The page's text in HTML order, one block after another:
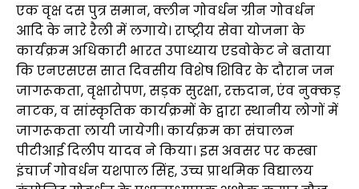
एक वृक्ष दस पुत्र समान, क्लीन गोवर्धन ग्रीन गोवर्धन
आदि के नारे रैली में लगाये। राष्ट्रीय सेवा योजना के
कार्यक्रम अधिकारी भारत उपाध्याय एडवोकेट ने बताया
कि एनएसएस सात दिवसीय विशेष शिविर के दौरान जन
जागरूकता, वृक्षारोपण, सड़क सुरक्षा, रक्तदान, एंव नुक्कड़
नाटक, व सांस्कृतिक कार्यक्रमों के द्वारा स्थानीय लोगों में
जागरूकता लायी जायेगी। कार्यक्रम का संचालन
पीटीआई दिलीप यादव ने किया। इस अवसर पर कस्बा
इंचार्ज गोवर्धन यशपाल सिंह, उच्च प्राथमिक विद्यालय